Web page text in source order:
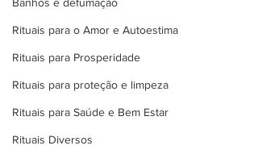
Rituais para o Amor e Autoestima
Rituais para Prosperidade
Rituais para proteção e limpeza
Rituais para Saúde e Bem Estar
Rituais Diversos